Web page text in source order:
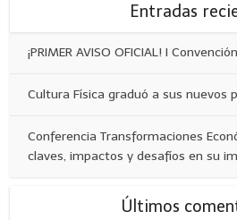
Entradas
¡PRIMER AVISO OFICIAL! I
Cultura Física graduó a sus nuevos
Conferencia Transformaciones
claves, impactos y desafíos en su
Últimos